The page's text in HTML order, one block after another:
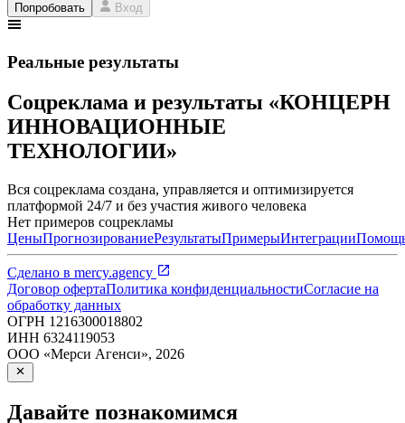
Попробовать Вход
Реальные результаты
Соцреклама и результаты «КОНЦЕРН
ИННОВАЦИОННЫЕ
ТЕХНОЛОГИИ»
Вся соцреклама создана, управляется и оптимизируется
платформой 24/7 и без участия живого человека
Нет примеров соцрекламы
ЦеныПрогнозированиеРезультатыПримерыИнтеграции
Сделано в mercy.agency
Договор офертаПолитика конфиденциальностиСогласие на
обработку данных
ОГРН 1216300018802
ИНН 6324119053
ООО «Мерси Агенси», 2026
Давайте познакомимся